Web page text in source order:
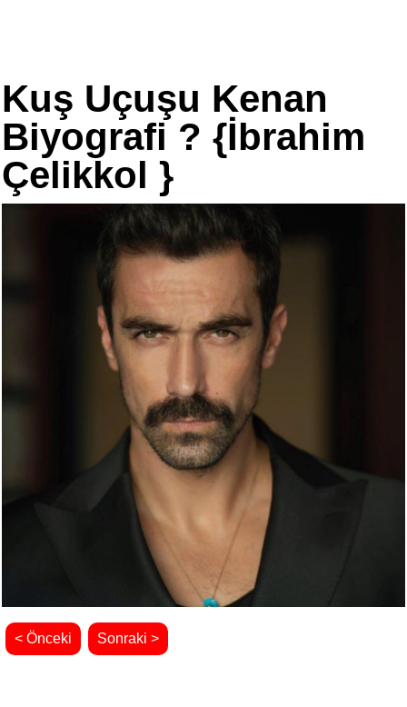
Kuş Uçuşu Kenan
Biyografi ? {İbrahim
Çelikkol }
< Önceki Sonraki >